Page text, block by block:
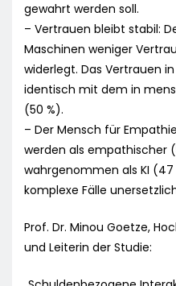
gewahrt werden soll.
– Vertrauen bleibt stabil:
Maschinen weniger
widerlegt. Das Vertrauen in
identisch mit dem in
(50 %).
– Der Mensch für
werden als empathischer
wahrgenommen als KI
komplexe Fälle
Prof. Dr. Minou Goetze,
und Leiterin der Studie: